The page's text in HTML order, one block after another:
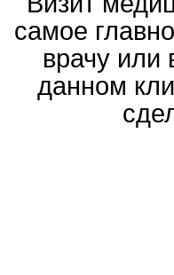
самое
врачу или
данном